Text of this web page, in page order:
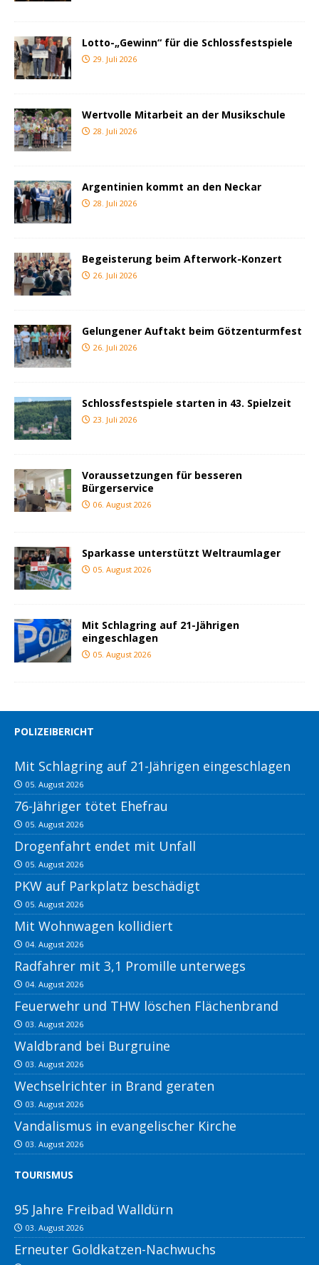
Lotto-„Gewinn“ für die Schlossfestspiele
29. Juli 2026
Wertvolle Mitarbeit an der Musikschule
28. Juli 2026
Argentinien kommt an den Neckar
28. Juli 2026
Begeisterung beim Afterwork-Konzert
26. Juli 2026
Gelungener Auftakt beim Götzenturmfest
26. Juli 2026
Schlossfestspiele starten in 43. Spielzeit
23. Juli 2026
Voraussetzungen für besseren
Bürgerservice
06. August 2026
Sparkasse unterstützt Weltraumlager
05. August 2026
Mit Schlagring auf 21-Jährigen
eingeschlagen
05. August 2026
POLIZEIBERICHT
Mit Schlagring auf 21-Jährigen eingeschlagen
05. August 2026
76-Jähriger tötet Ehefrau
05. August 2026
Drogenfahrt endet mit Unfall
05. August 2026
PKW auf Parkplatz beschädigt
05. August 2026
Mit Wohnwagen kollidiert
04. August 2026
Radfahrer mit 3,1 Promille unterwegs
04. August 2026
Feuerwehr und THW löschen Flächenbrand
03. August 2026
Waldbrand bei Burgruine
03. August 2026
Wechselrichter in Brand geraten
03. August 2026
Vandalismus in evangelischer Kirche
03. August 2026
TOURISMUS
95 Jahre Freibad Walldürn
03. August 2026
Erneuter Goldkatzen-Nachwuchs